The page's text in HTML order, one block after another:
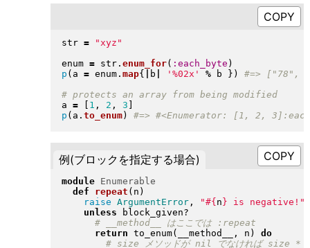
str = " xyz "
enum = str. enum_for( :each_byte )
p ( a = enum. map{ b '%02x' % b } )
# protects an array from being modified
a = 1 , 2 , 3
p ( a . to_enum)
例(ブロックを指定する場合)
module
Enumerable
def
repeat ( n )
raise ArgumentError, "#{ n } is negative! "
unless block_given?
return to_enum( __method__, n )
do